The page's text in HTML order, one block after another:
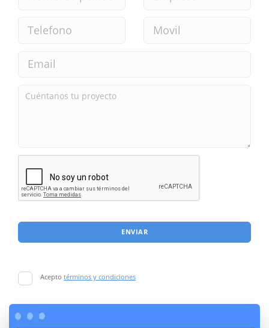
ENVIAR
Acepto términos y condiciones